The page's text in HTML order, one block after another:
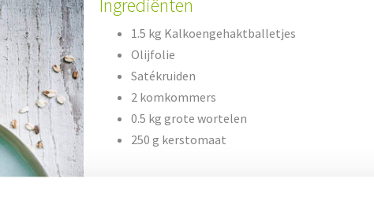
Ingrediënten
1.5 kg Kalkoengehaktballetjes
Olijfolie
Satékruiden
2 komkommers
0.5 kg grote wortelen
250 g kerstomaat